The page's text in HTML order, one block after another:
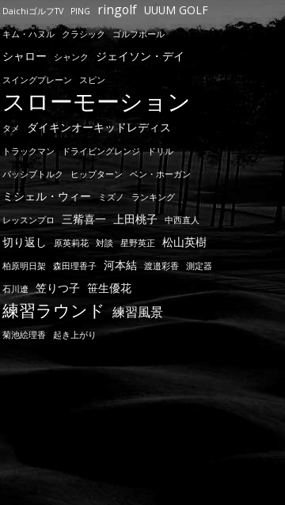
DaichiゴルフTV PING ringolf UUUM GOLF
キム・ハヌル クラシック ゴルフボール
シャロー シャンク ジェイソン・デイ
スイングプレーン スピン
スローモーション
タメ ダイキンオーキッドレディス
トラックマン ドライビングレンジ ドリル
パッシブトルク ヒップターン ベン・ホーガン
ミシェル・ウィー ミズノ ランキング
レッスンプロ 三觜喜一 上田桃子 中西直人
切り返し 原英莉花 対談 星野英正 松山英樹
柏原明日架 森田理香子 河本結 渡邉彩香 測定器
石川遼 笠りつ子 笹生優花
練習ラウンド 練習風景
菊池絵理香 起き上がり